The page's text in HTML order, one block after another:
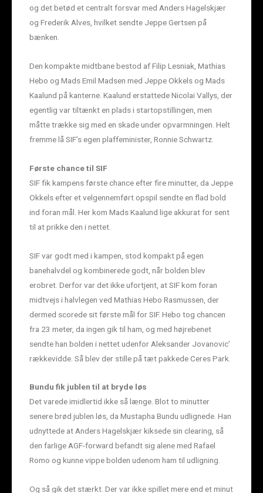
og det betød et centralt forsvar med Anders Hagelskjær
og Frederik Alves, hvilket sendte Jeppe Gertsen på
bænken.
Den kompakte midtbane bestod af Filip Lesniak, Mathias
Hebo og Mads Emil Madsen med Jeppe Okkels og Mads
Kaalund på kanterne. Kaalund erstattede Nicolai Vallys, der
egentlig var tiltænkt en plads i startopstillingen, men
måtte trække sig med en skade under opvarmningen. Helt
fremme lå SIF’s egen plaffeminister, Ronnie Schwartz.
Første chance til SIF
SIF fik kampens første chance efter fire minutter, da Jeppe
Okkels efter et velgennemført opspil sendte en flad bold
ind foran mål. Her kom Mads Kaalund lige akkurat for sent
til at prikke den i nettet.
SIF var godt med i kampen, stod kompakt på egen
banehalvdel og kombinerede godt, når bolden blev
erobret. Derfor var det ikke ufortjent, at SIF kom foran
midtvejs i halvlegen ved Mathias Hebo Rasmussen, der
dermed scorede sit første mål for SIF. Hebo tog chancen
fra 23 meter, da ingen gik til ham, og med højrebenet
sendte han bolden i nettet udenfor Aleksander Jovanovic’
rækkevidde. Så blev der stille på tæt pakkede Ceres Park.
Bundu fik jublen til at bryde løs
Det varede imidlertid ikke så længe. Blot to minutter
senere brød jublen løs, da Mustapha Bundu udlignede. Han
udnyttede at Anders Hagelskjær kiksede sin clearing, så
den farlige AGF-forward befandt sig alene med Rafael
Romo og kunne vippe bolden udenom ham til udligning.
Og så gik det stærkt. Der var ikke spillet mere end et minut